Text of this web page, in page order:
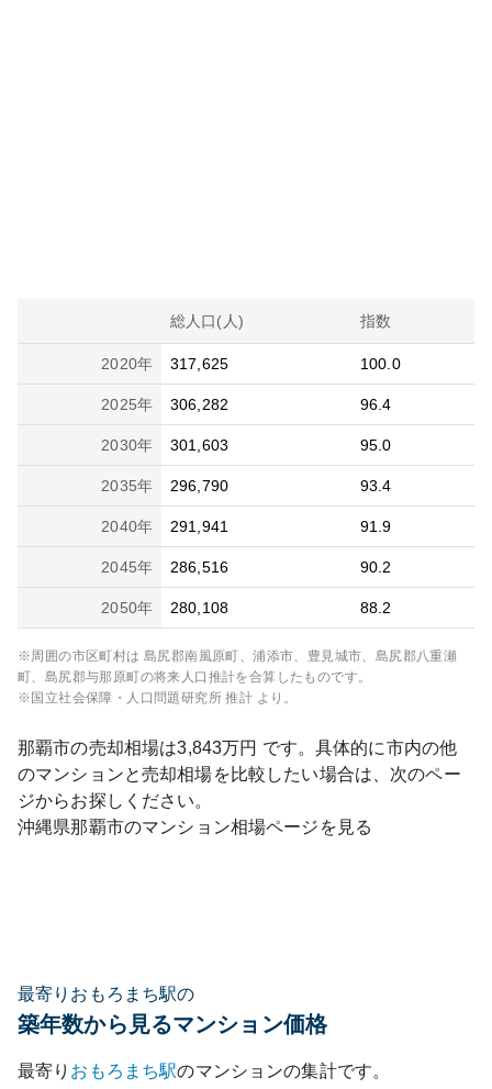
総人口(人) 指数
2020年 317,625 100.0
2025年 306,282 96.4
2030年 301,603 95.0
2035年 296,790 93.4
2040年 291,941 91.9
2045年 286,516 90.2
2050年 280,108 88.2
※周囲の市区町村は 島尻郡南風原町、浦添市、豊見城市、島尻郡八重瀬
町、島尻郡与那原町の将来人口推計を合算したものです。
※国立社会保障・人口問題研究所 推計 より。
那覇市の売却相場は3,843万円 です。具体的に市内の他
のマンションと売却相場を比較したい場合は、次のペー
ジからお探しください。
沖縄県那覇市のマンション相場ページを見る
最寄りおもろまち駅の
築年数から見るマンション価格
最寄り おもろまち駅のマンションの集計です。